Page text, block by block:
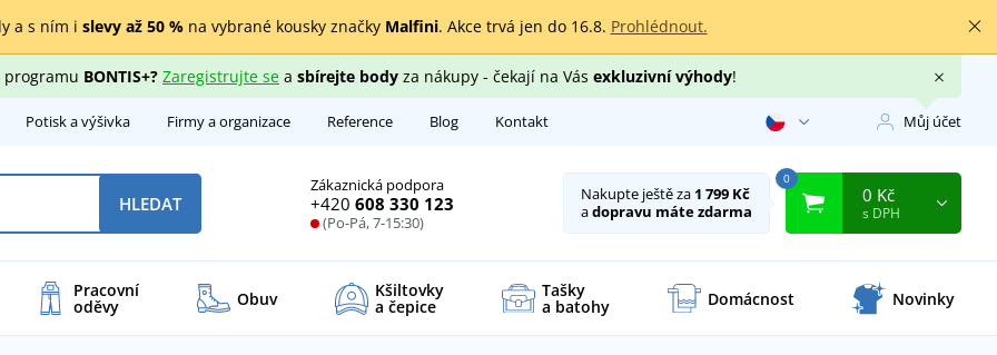
a s ním i slevy až 50 %na vybrané kousky značky Malfini. Akce trvá jen do 16.8. Prohlédnout.
programu BONTIS+? Zaregistrujte sea sbírejte bodyza nákupy - čekají na Vás exkluzivní výhody!
Potisk a výšivka Firmy a organizace Reference Blog Kontakt Můj účet
Zákaznická podpora
+420 608 330 123
(Po-Pá, 7-15:30)
HLEDAT Nakupte ještě za 1 799 Kč
adopravu máte zdarma
0
0 Kč
s DPH
Pracovní
oděvy Obuv Kšiltovky
a čepice
Tašky
a batohy Domácnost Novinky